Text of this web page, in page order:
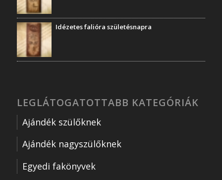
Idézetes falióra születésnapra
LEGLÁTOGATOTTABB KATEGÓRIÁK
Ajándék szülőknek
Ajándék nagyszülőknek
Egyedi fakönyvek